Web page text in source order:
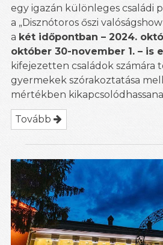
egy igazán különleges családi
a „Disznótoros őszi
a két időpontban – 2024.
október 30-november 1. – is
kifejezetten családok számára
gyermekek szórakoztatása
mértékben
Tovább